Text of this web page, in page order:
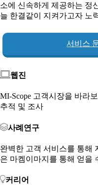
소에 신속하게 제공하는 정
늘 한결같이 지켜가고자 노
서비스
웹진
MI-Scope 고객시장을 바라
추적 및 조사
사례연구
완벽한 고객 서비스를 통해
은 마켐이마지를 통해 얻을
커리어